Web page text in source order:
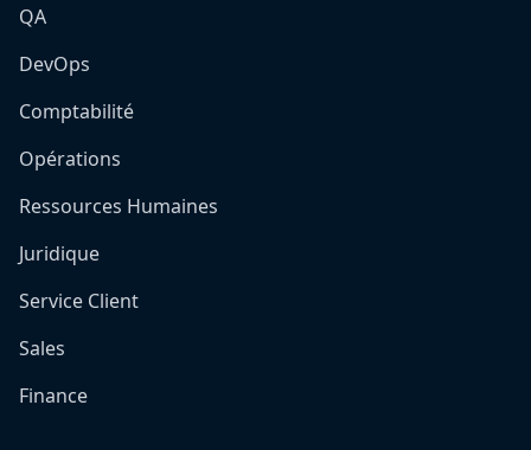
QA
DevOps
Comptabilité
Opérations
Ressources Humaines
Juridique
Service Client
Sales
Finance